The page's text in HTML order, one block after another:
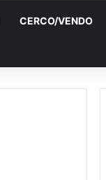
CERCO/VENDO